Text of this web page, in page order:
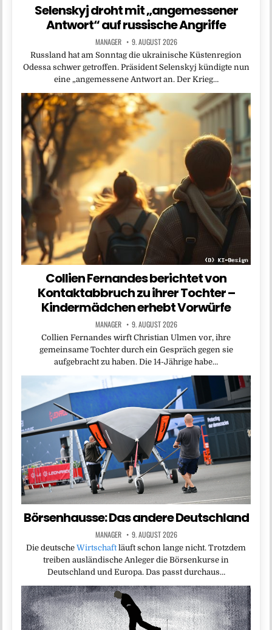
Selenskyj droht mit „angemessener
Antwort“ auf russische Angriffe
MANAGER 9. AUGUST 2026
Russland hat am Sonntag die ukrainische Küstenregion
Odessa schwer getroffen. Präsident Selenskyj kündigte nun
eine „angemessene Antwort an. Der Krieg…
Collien Fernandes berichtet von
Kontaktabbruch zu ihrer Tochter –
Kindermädchen erhebt Vorwürfe
MANAGER 9. AUGUST 2026
Collien Fernandes wirft Christian Ulmen vor, ihre
gemeinsame Tochter durch ein Gespräch gegen sie
aufgebracht zu haben. Die 14-Jährige habe…
Börsenhausse: Das andere Deutschland
MANAGER 9. AUGUST 2026
Die deutsche Wirtschaftläuft schon lange nicht. Trotzdem
treiben ausländische Anleger die Börsenkurse in
Deutschland und Europa. Das passt durchaus…